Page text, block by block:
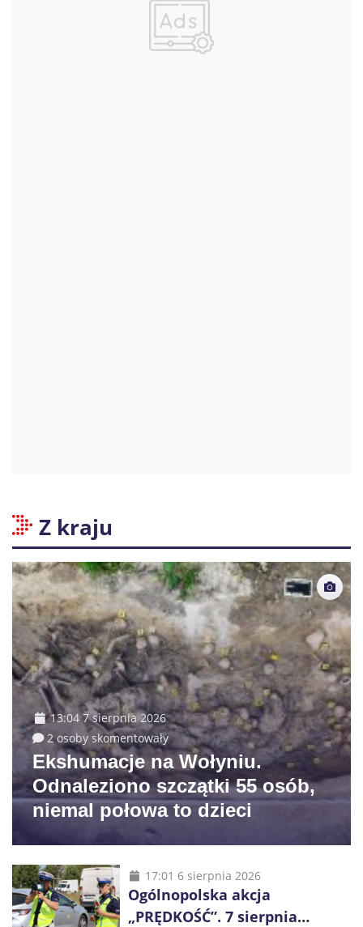
Z kraju
13:04 7 sierpnia 2026
2 osoby skomentowały
Ekshumacje na Wołyniu.
Odnaleziono szczątki 55 osób,
niemal połowa to dzieci
17:01 6 sierpnia 2026
Ogólnopolska akcja
„PRĘDKOŚĆ”. 7 sierpnia